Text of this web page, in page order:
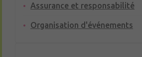
Assurance et responsabilité
Organisation d'événements